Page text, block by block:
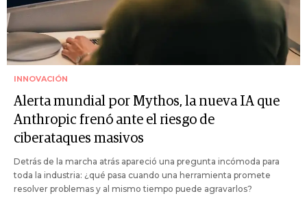
INNOVACIÓN
Alerta mundial por Mythos, la nueva IA que
Anthropic frenó ante el riesgo de
ciberataques masivos
Detrás de la marcha atrás apareció una pregunta incómoda para
toda la industria: ¿qué pasa cuando una herramienta promete
resolver problemas y al mismo tiempo puede agravarlos?